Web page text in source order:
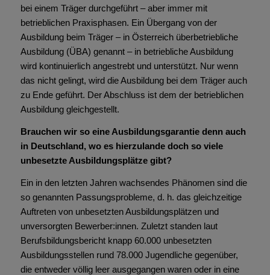
bei einem Träger durchgeführt – aber immer mit
betrieblichen Praxisphasen. Ein Übergang von der
Ausbildung beim Träger – in Österreich überbetriebliche
Ausbildung (ÜBA) genannt – in betriebliche Ausbildung
wird kontinuierlich angestrebt und unterstützt. Nur wenn
das nicht gelingt, wird die Ausbildung bei dem Träger auch
zu Ende geführt. Der Abschluss ist dem der betrieblichen
Ausbildung gleichgestellt.
Brauchen wir so eine Ausbildungsgarantie denn auch
in Deutschland, wo es hierzulande doch so viele
unbesetzte Ausbildungsplätze gibt?
Ein in den letzten Jahren wachsendes Phänomen sind die
so genannten Passungsprobleme, d. h. das gleichzeitige
Auftreten von unbesetzten Ausbildungsplätzen und
unversorgten Bewerber:innen. Zuletzt standen laut
Berufsbildungsbericht knapp 60.000 unbesetzten
Ausbildungsstellen rund 78.000 Jugendliche gegenüber,
die entweder völlig leer ausgegangen waren oder in eine